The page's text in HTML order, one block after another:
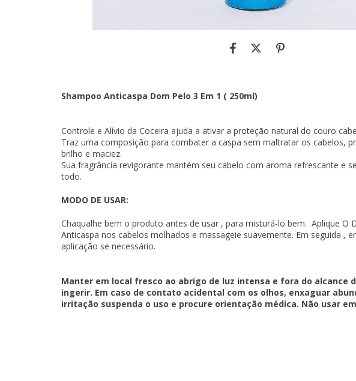
Shampoo Anticaspa Dom Pelo 3 Em 1 ( 250ml)
Controle e Alívio da Coceira ajuda a ativar a proteção natural do couro
Traz uma composição para combater a caspa sem maltratar os cabelos,
brilho e maciez.
Sua fragrância revigorante mantém seu cabelo com aroma refrescante e
todo.
MODO DE USAR:
Chaqualhe bem o produto antes de usar , para misturá-lo bem. Aplique O
Anticaspa nos cabelos molhados e massageie suavemente. Em seguida ,
aplicação se necessário.
Manter em local fresco ao abrigo de luz intensa e fora do alcance
ingerir. Em caso de contato acidental com os olhos, enxaguar
irritação suspenda o uso e procure orientação médica. Não usar